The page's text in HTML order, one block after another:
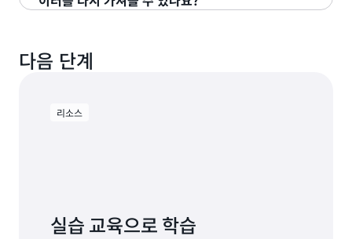
당연히 이러한 속성이 Performance Insights에서
Performance Insights의 핵심 원리 중 하나는 데이
Insights는 일반적으로 다른 엔진별 속성의 대기 이
Insights에 데이터 내보내기 기능이 추가될 예정입니
터는 API를 통해 사용할 수 있습니다.
접 수집한 데이터만 표시합니다. 그러나
Performance Insights를 통해 얻은 데이터는 API를
Redshift, Amazon Redshift Spectrum, Amazon
다음 단계
리소스
실습 교육으로 학습